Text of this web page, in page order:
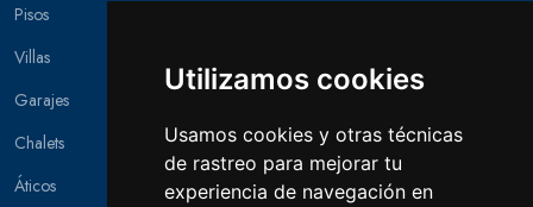
Utilizamos cookies
Usamos cookies y otras técnicas
de rastreo para mejorar tu
experiencia de navegación en
Pisos
Villas
Garajes
Chalets
Áticos